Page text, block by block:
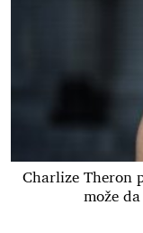
Charlize Theron
može